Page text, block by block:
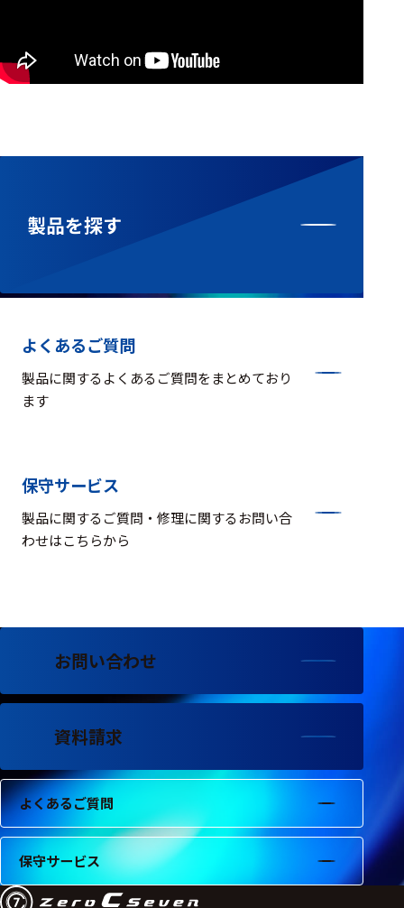
製品を探す
よくあるご質問
製品に関するよくあるご質問をまとめており
ます
保守サービス
製品に関するご質問・修理に関するお問い合
わせはこちらから
お問い合わせ
資料請求
よくあるご質問
保守サービス